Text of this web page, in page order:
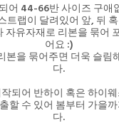
어 44-66반 사이즈 구애
트랩이 달려있어 앞, 뒤
자유자재로 리본을 묶어
어요 :)
본을 묶어주면 더욱 슬림
다.
되어 반하이 혹은 하이
할 수 있어 봄부터 가을
다.